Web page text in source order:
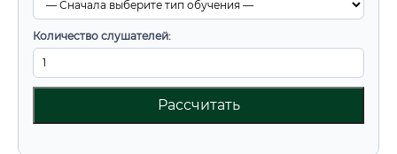
Количество слушателей:
Рассчитать